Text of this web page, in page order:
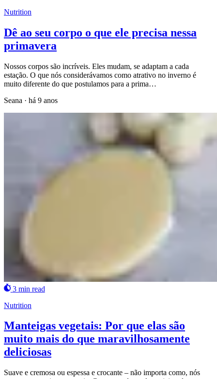
Nutrition
Dê ao seu corpo o que ele precisa nessa
primavera
Nossos corpos são incríveis. Eles mudam, se adaptam a cada
estação. O que nós considerávamos como atrativo no inverno é
muito diferente do que postulamos para a prima…
Seana · há 9 anos
3 min read
Nutrition
Manteigas vegetais: Por que elas são
muito mais do que maravilhosamente
deliciosas
Suave e cremosa ou espessa e crocante – não importa como, nós